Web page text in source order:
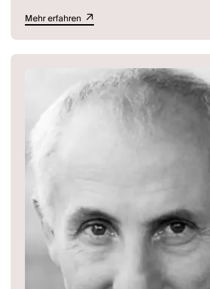
Mehr erfahren